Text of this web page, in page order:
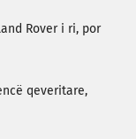
Rover i ri, por
qeveritare,